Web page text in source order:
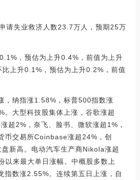
请失业救济人数23.7万人，预期25万
，预估为上升0.4%，前值为上升
上升0.1%，预估为上升0.2%，前值
，纳指涨1.58%，标普500指数涨
大型科技股集体上涨，谷歌涨超
超2%，奈飞、脸书、微软涨超1%，
币交易所Coinbase涨超24%，创
新高。电动汽车生产商Nikola涨超
以来最大单日涨幅。中概股多数上
指数涨2.55%。连续第五日上涨，自